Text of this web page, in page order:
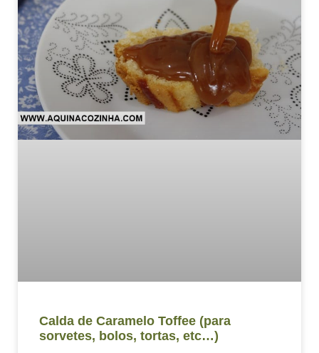
Calda de Caramelo Toffee (para
sorvetes, bolos, tortas, etc…)